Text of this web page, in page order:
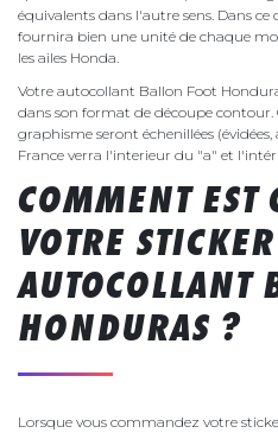
équivalents dans l'autre sens. Dans
fournira bien une unité de chaque
les ailes Honda.
Votre autocollant Ballon Foot
dans son format de découpe contour.
graphisme seront échenillées
France verra l'interieur du "a" et
COMMENT EST
VOTRE STICKER
AUTOCOLLANT
HONDURAS ?
Lorsque vous commandez votre